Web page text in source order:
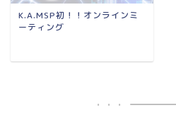
K.A.MSP初！！オンラインミ
ーティング